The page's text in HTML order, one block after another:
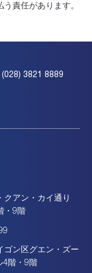
責任があります。
3821 8889
アン・カイ通り
・9階
ゴン区グエン・ズー
4階・9階